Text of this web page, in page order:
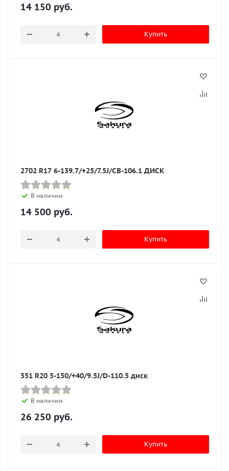
14 150 руб.
Купить
2702 R17 6-139.7/+25/7.5J/CB-106.1 ДИСК
В наличии
14 500 руб.
Купить
551 R20 5-150/+40/9.5J/D-110.5 диск
В наличии
26 250 руб.
Купить